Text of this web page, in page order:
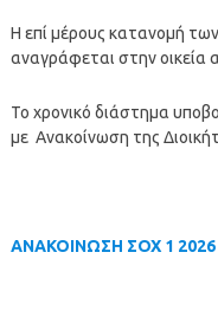
Η επί μέρους κατανομή
αναγράφεται στην
Το χρονικό διάστημα
με Ανακοίνωση της
ΑΝΑΚΟΙΝΩΣΗ ΣΟΧ 1